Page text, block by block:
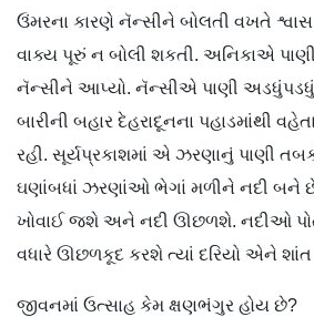
ઉંમરના કારણે નૅન્સીને બોલતી વખતે
વાક્ય પૂરું ન બોલી શકતી. અનિકાએ
નૅન્સીને આપ્યો. નૅન્સીએ પાણી અડધુંપડધું
બારીની બહાર દેહરાદૂનના પહાડમાંથી
રહી. સૂર્યપ્રકાશમાં એ ઝરણાનું પાણી
ઘણાંબધાં ઝરણાંઓ ભેગાં મળીને નદી બને
ખોવાઈ જશે અને નદી ઊછળશે. નદીઓ
વધારે ઊછળકૂદ કરશે ત્યાં દરિયો એને શાંત
જીવનમાં ઉત્સાહ કેમ ક્ષણભંગુર હોય છે?